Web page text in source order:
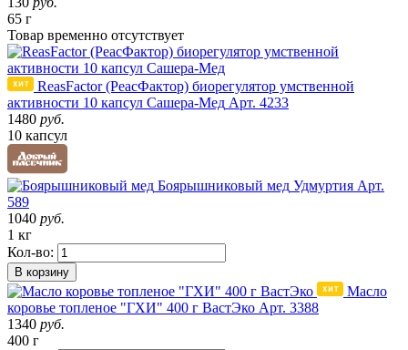
65 г
Товар временно отсутствует
ReasFactor (РеасФактор) биорегулятор умственной
активности 10 капсул Сашера-Мед Арт. 4233
1480 руб.
10 капсул
Боярышниковый мед Удмуртия Арт.
589
1040 руб.
1 кг
Кол-во:
В корзину
Масло
коровье топленое "ГХИ" 400 г ВастЭко Арт. 3388
1340 руб.
400 г